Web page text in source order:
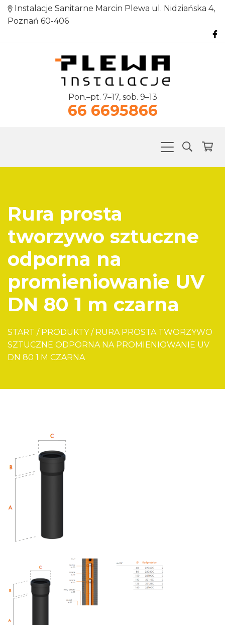
Instalacje Sanitarne Marcin Plewa ul. Nidziańska 4,
Poznań 60-406
Pon.–pt. 7–17, sob. 9–13
66 6695866
Rura prosta
tworzywo sztuczne
odporna na
promieniowanie UV
DN 80 1 m czarna
START / PRODUKTY / RURA PROSTA TWORZYWO
SZTUCZNE ODPORNA NA PROMIENIOWANIE UV
DN 80 1 M CZARNA